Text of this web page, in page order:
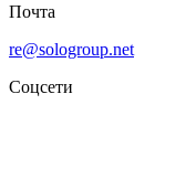
Почта
re@sologroup.net
Соцсети